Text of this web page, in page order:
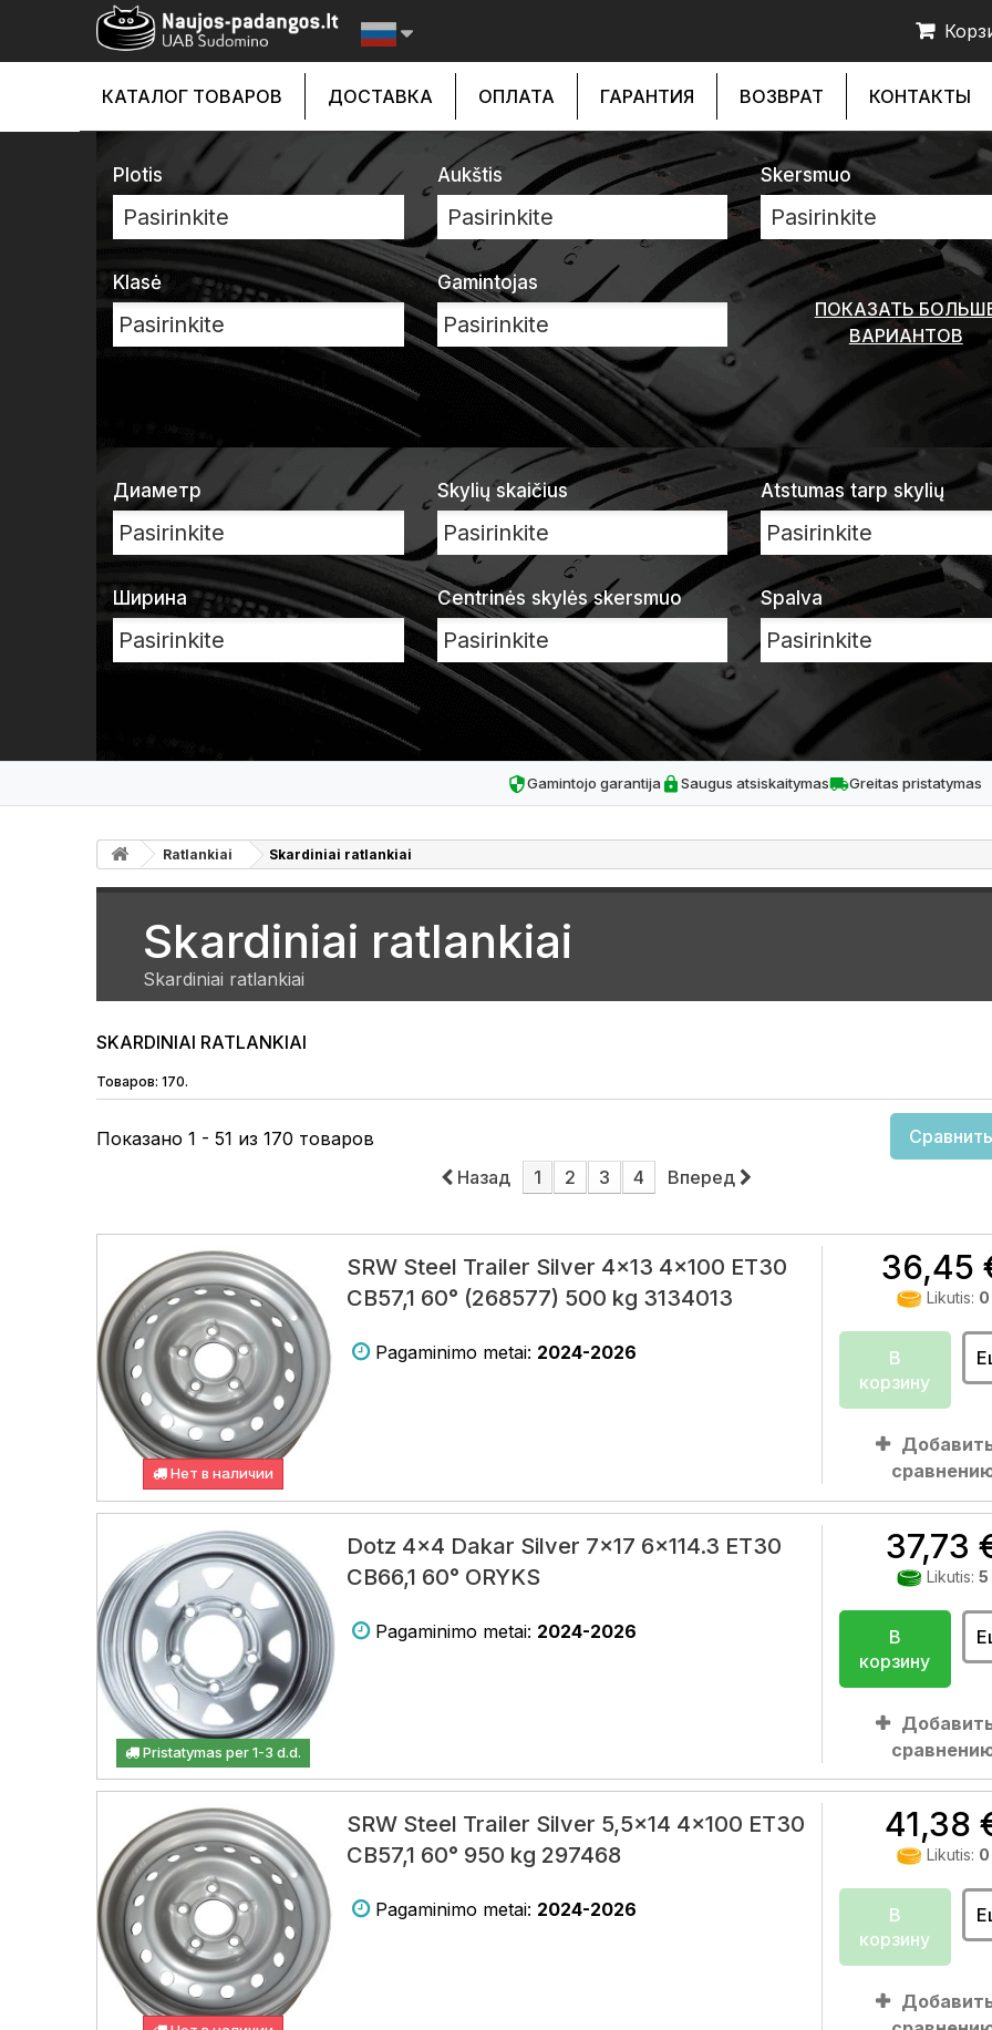
КАТАЛОГ ТОВАРОВ ДОСТАВКА ОПЛАТА ГАРАНТИЯ ВОЗВРАТ КОНТАКТЫ
Plotis
Pasirinkite
Aukštis
Pasirinkite
Skersmuo
Pasirinkite
Klasė
Gamintojas
ПОКАЗАТЬ
ВАРИАНТОВ
Диаметр Skylių skaičius Atstumas tarp skylių
Ширина Centrinės skylės skersmuo Spalva
Gamintojo garantija Saugus atsiskaitymas Greitas pristatymas
Ratlankiai Skardiniai ratlankiai
Skardiniai ratlankiai
Skardiniai ratlankiai
SKARDINIAI RATLANKIAI
Товаров: 170.
Показано 1 - 51 из 170 товаров
Назад
1 2 3 4 Вперед
Нет в наличии
SRW Steel Trailer Silver 4x13 4x100 ET30
CB57,1 60° (268577) 500 kg 3134013
Pagaminimo metai: 2024-2026
36,45
Likutis: 0
В
корзину
Pristatymas per 1-3 d.d.
Dotz 4x4 Dakar Silver 7x17 6x114.3 ET30
CB66,1 60° ORYKS
Pagaminimo metai: 2024-2026
37,73
Likutis:5
В
корзину
SRW Steel Trailer Silver 5,5x14 4x100 ET30
CB57,1 60° 950 kg 297468
Pagaminimo metai: 2024-2026
41,38
Likutis: 0
В
корзину